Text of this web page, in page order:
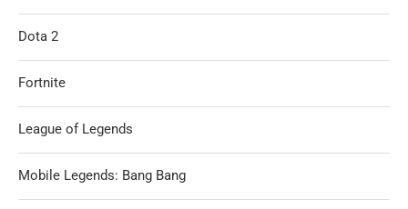
Dota 2
Fortnite
League of Legends
Mobile Legends: Bang Bang